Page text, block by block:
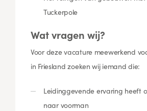
Tuckerpole
Wat vragen wij?
Voor deze vacature meewerkend
in Friesland zoeken wij iemand die:
Leidinggevende ervaring heeft
naar voorman